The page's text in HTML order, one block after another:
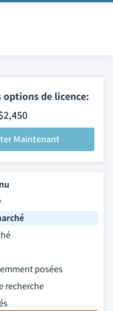
options de licence:
Maintenant
posées
recherche